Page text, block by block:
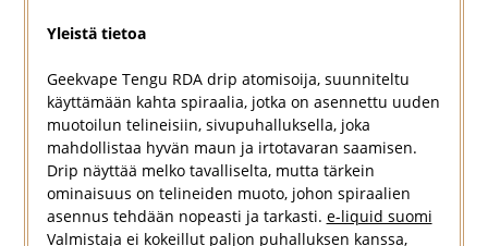
Yleistä tietoa
Geekvape Tengu RDA drip atomisoija, suunniteltu
käyttämään kahta spiraalia, jotka on asennettu uuden
muotoilun telineisiin, sivupuhalluksella, joka
mahdollistaa hyvän maun ja irtotavaran saamisen.
Drip näyttää melko tavalliselta, mutta tärkein
ominaisuus on telineiden muoto, johon spiraalien
asennus tehdään nopeasti ja tarkasti. e-liquid suomi
Valmistaja ei kokeillut paljon puhalluksen kanssa,